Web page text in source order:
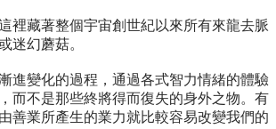
裡藏著整個宇宙創世紀以來所有來龍去脈
迷幻蘑菇。
進變化的過程，通過各式智力情緒的體驗
而不是那些終將得而復失的身外之物。有
善業所產生的業力就比較容易改變我們的